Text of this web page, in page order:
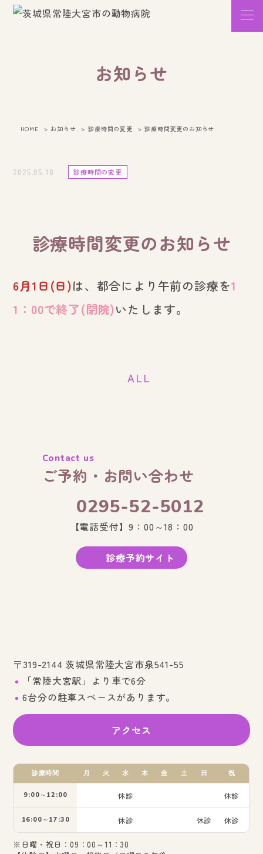
お知らせ
HOME お知らせ 診療時間の変更 診療時間変更のお知らせ
2025.05.18 診療時間の変更
診療時間変更のお知らせ
6月1日(日)は、都合により午前の診療を1
1：00で終了(閉院)いたします。
ALL
Contact us
ご予約・お問い合わせ
0295-52-5012
【電話受付】9：00～18：00
診療予約サイト
〒319-2144 茨城県常陸大宮市泉541-55
「常陸大宮駅」より車で6分
6台分の駐車スペースがあります。
アクセス
診療時間 月 火 水 木 金 土 日 祝
9:00～12:00 休診 休診
16:00～17:30 休診 休診 休診
※日曜・祝日：09：00～11：30